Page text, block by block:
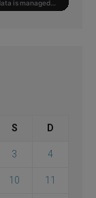
S D
3 4
10 11